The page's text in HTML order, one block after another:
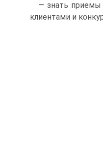
— знать приемы
клиентами и